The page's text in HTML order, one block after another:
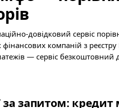
довідковий сервіс
фінансових компаній з
— сервіс безкоштовний
за запитом: